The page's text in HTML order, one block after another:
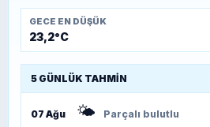
GECE EN DÜŞÜK
23,2°C
5 GÜNLÜK TAHMIN
07 Ağu 🌤️ Parçalı bulutlu